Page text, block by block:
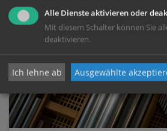
Alle Dienste aktivieren oder
Mit diesem Schalter können Sie
deaktivieren.
Ich lehne ab Ausgewählte